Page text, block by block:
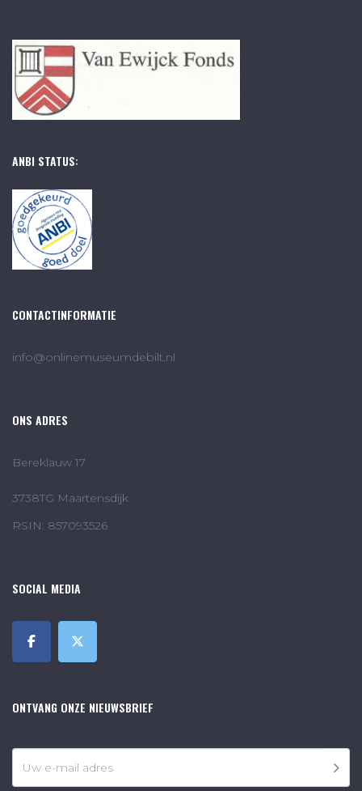
ANBI STATUS:
CONTACTINFORMATIE
info@onlinemuseumdebilt.nl
ONS ADRES
Bereklauw 17
3738TG Maartensdijk
RSIN: 857093526
SOCIAL MEDIA
ONTVANG ONZE NIEUWSBRIEF